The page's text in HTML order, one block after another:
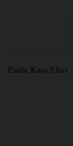
Paula Kass Elias